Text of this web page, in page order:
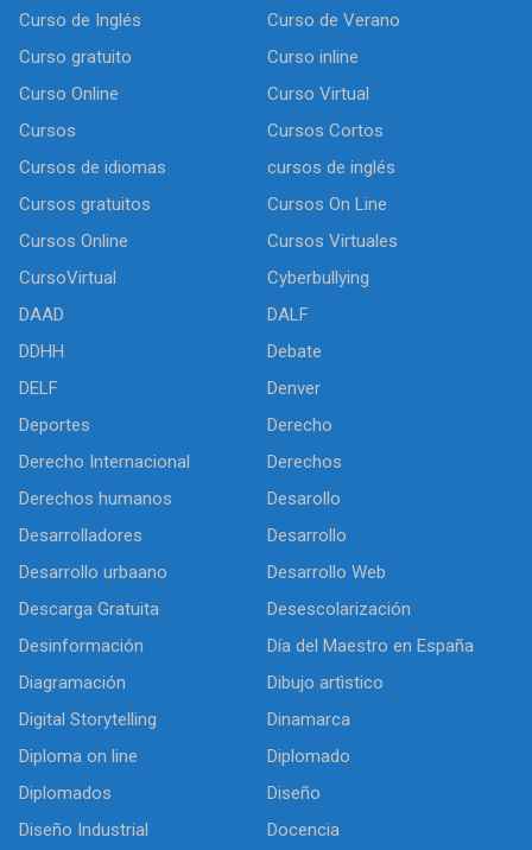
Curso de Inglés
Curso de Verano
Curso gratuito
Curso inline
Curso Online
Curso Virtual
Cursos
Cursos Cortos
Cursos de idiomas
cursos de inglés
Cursos gratuitos
Cursos On Line
Cursos Online
Cursos Virtuales
CursoVirtual
Cyberbullying
DAAD
DALF
DDHH
Debate
DELF
Denver
Deportes
Derecho
Derecho Internacional
Derechos
Derechos humanos
Desarollo
Desarrolladores
Desarrollo
Desarrollo urbaano
Desarrollo Web
Descarga Gratuita
Desescolarización
Desinformación
Día del Maestro en España
Diagramación
Dibujo artìstico
Digital Storytelling
Dinamarca
Diploma on line
Diplomado
Diplomados
Diseño
Diseño Industrial
Docencia